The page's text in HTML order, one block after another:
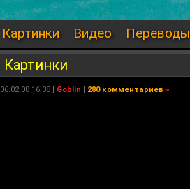
Картинки Видео Переводы
Картинки
06.02.08 16:38 | Goblin | 280 комментариев »